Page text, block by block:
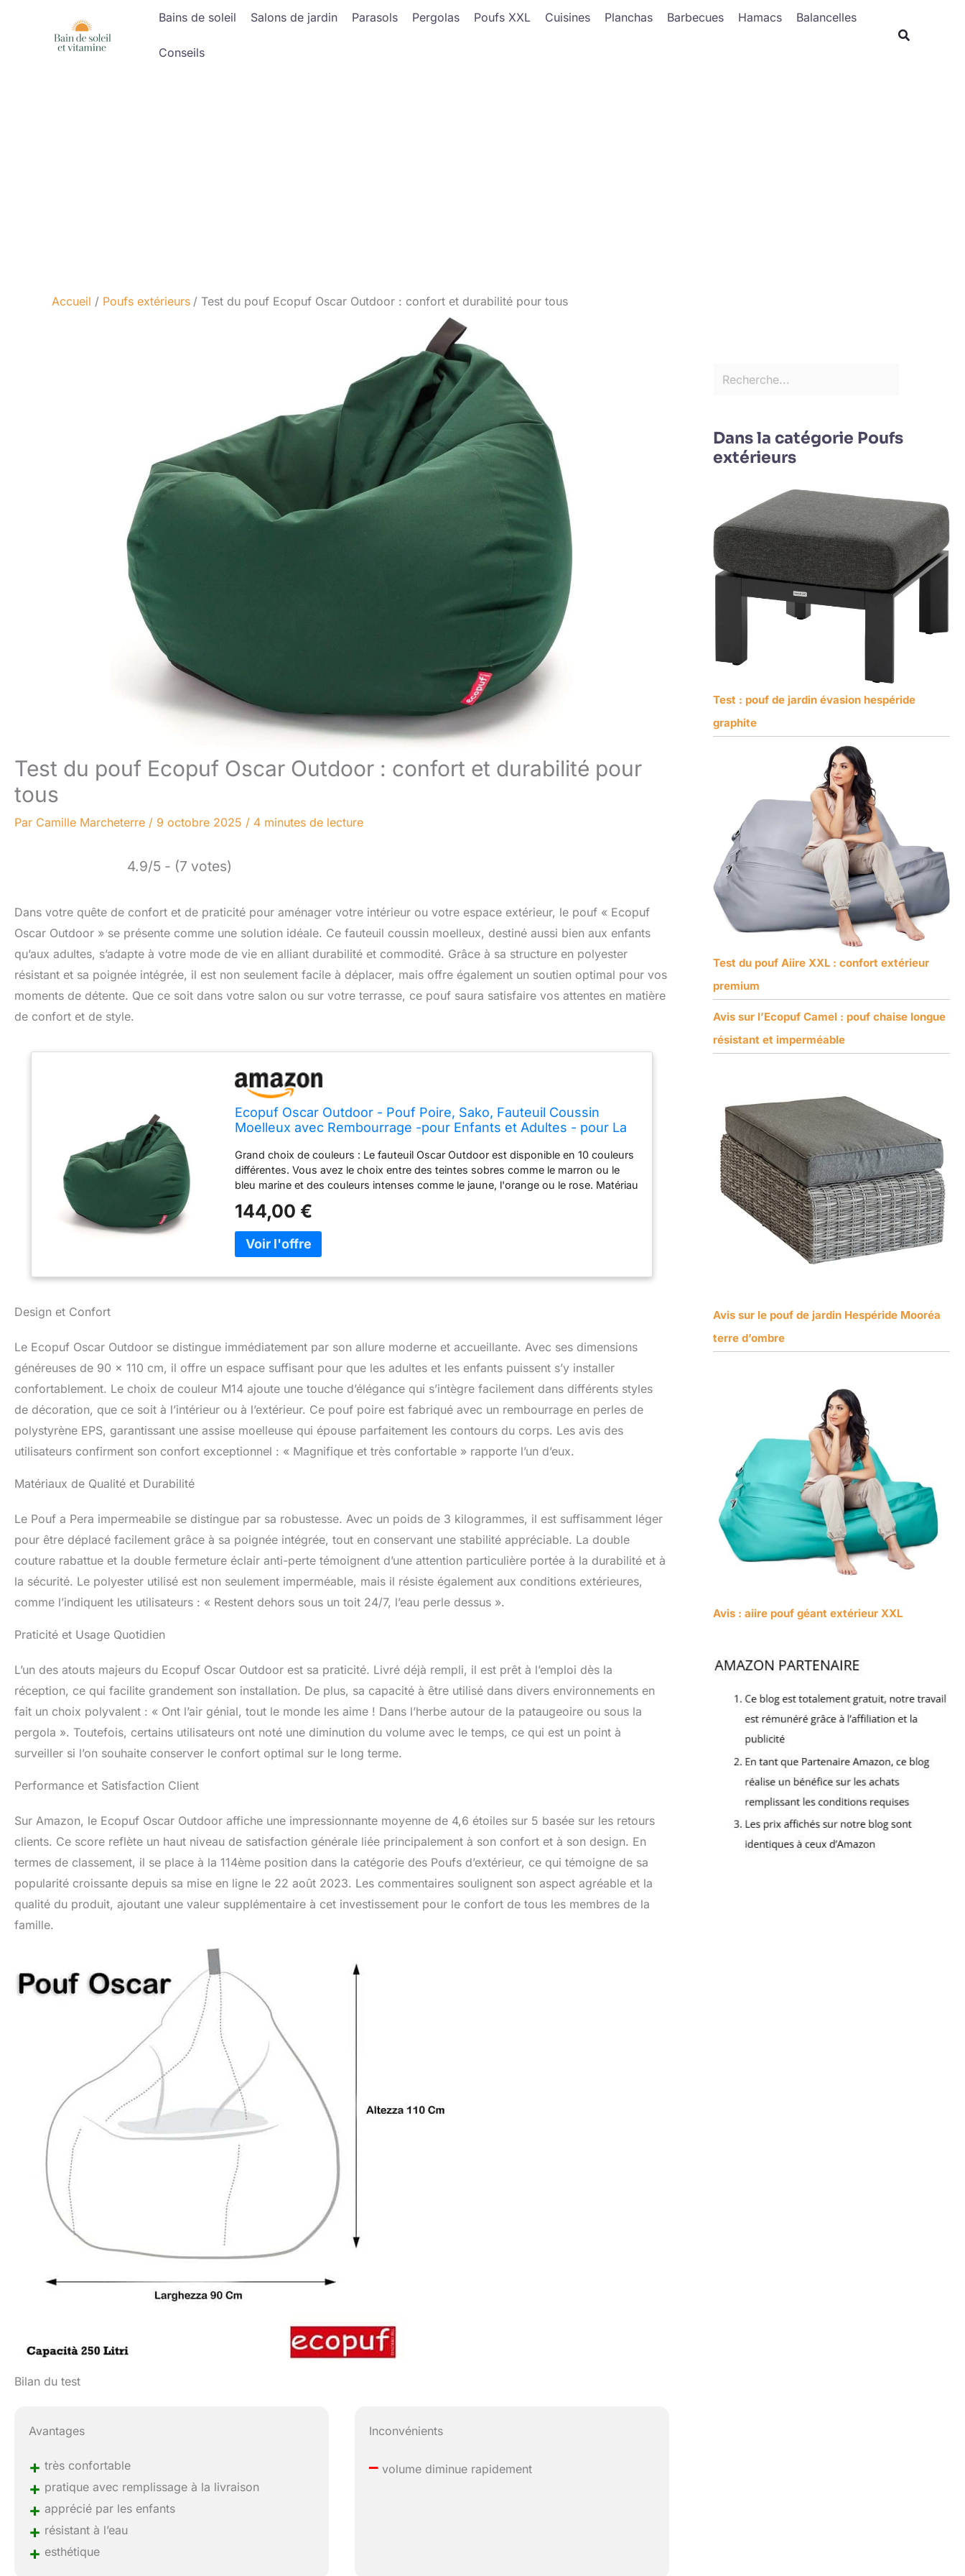
Bains de soleil Salons de jardin Parasols Pergolas Poufs XXL Cuisines Planchas Barbecues Hamacs Balancelles
Conseils
Accueil Poufs extérieurs Test du pouf Ecopuf Oscar Outdoor : confort et durabilité pour tous
Test du pouf Ecopuf Oscar Outdoor : confort et durabilité pour
tous
Par Camille Marcheterre / 9 octobre 2025 / 4 minutes de lecture
4.9/5 - (7 votes)
Dans votre quête de confort et de praticité pour aménager votre intérieur ou votre espace extérieur, le pouf « Ecopuf
Oscar Outdoor » se présente comme une solution idéale. Ce fauteuil coussin moelleux, destiné aussi bien aux enfants
qu’aux adultes, s’adapte à votre mode de vie en alliant durabilité et commodité. Grâce à sa structure en polyester
résistant et sa poignée intégrée, il est non seulement facile à déplacer, mais offre également un soutien optimal pour vos
moments de détente. Que ce soit dans votre salon ou sur votre terrasse, ce pouf saura satisfaire vos attentes en matière
de confort et de style.
Ecopuf Oscar Outdoor - Pouf Poire, Sako, Fauteuil Coussin
Moelleux avec Rembourrage -pour Enfants et Adultes - pour La
90x110cm - M14
Grand choix de couleurs : Le fauteuil Oscar Outdoor est disponible en 10 couleurs
différentes. Vous avez le choix entre des teintes sobres comme le marron ou le
bleu marine et des couleurs intenses comme le jaune, l'orange ou le rose. Matériau
résistant aux intempéries. Il est parfait pour la terrasse ou le patio. Design
ergonomique : le pouf a une forme ergonomique qui permet de s'asseoir et de se
détendre confortablement. Son assise confortable et son design moderne le
rendent idéal pour les activités quotidiennes. Garniture : Le sac-fauteuil Oscar
Outdoor est équipé d'un remplissage de 250 litres, qui assure la stabilité et le
144,00 €
Design et Confort
Le Ecopuf Oscar Outdoor se distingue immédiatement par son allure moderne et accueillante. Avec ses dimensions
généreuses de 90 x 110 cm, il offre un espace suffisant pour que les adultes et les enfants puissent s’y installer
confortablement. Le choix de couleur M14 ajoute une touche d’élégance qui s’intègre facilement dans différents styles
de décoration, que ce soit à l’intérieur ou à l’extérieur. Ce pouf poire est fabriqué avec un rembourrage en perles de
polystyrène EPS, garantissant une assise moelleuse qui épouse parfaitement les contours du corps. Les avis des
utilisateurs confirment son confort exceptionnel : « Magnifique et très confortable » rapporte l’un d’eux.
Matériaux de Qualité et Durabilité
Le Pouf a Pera impermeabile se distingue par sa robustesse. Avec un poids de 3 kilogrammes, il est suffisamment léger
pour être déplacé facilement grâce à sa poignée intégrée, tout en conservant une stabilité appréciable. La double
couture rabattue et la double fermeture éclair anti-perte témoignent d’une attention particulière portée à la durabilité et à
la sécurité. Le polyester utilisé est non seulement imperméable, mais il résiste également aux conditions extérieures,
comme l’indiquent les utilisateurs : « Restent dehors sous un toit 24/7, l’eau perle dessus ».
Praticité et Usage Quotidien
L’un des atouts majeurs du Ecopuf Oscar Outdoor est sa praticité. Livré déjà rempli, il est prêt à l’emploi dès la
réception, ce qui facilite grandement son installation. De plus, sa capacité à être utilisé dans divers environnements en
fait un choix polyvalent : « Ont l’air génial, tout le monde les aime ! Dans l’herbe autour de la pataugeoire ou sous la
pergola ». Toutefois, certains utilisateurs ont noté une diminution du volume avec le temps, ce qui est un point à
surveiller si l’on souhaite conserver le confort optimal sur le long terme.
Performance et Satisfaction Client
Sur Amazon, le Ecopuf Oscar Outdoor affiche une impressionnante moyenne de 4,6 étoiles sur 5 basée sur les retours
clients. Ce score reflète un haut niveau de satisfaction générale liée principalement à son confort et à son design. En
termes de classement, il se place à la 114ème position dans la catégorie des Poufs d’extérieur, ce qui témoigne de sa
popularité croissante depuis sa mise en ligne le 22 août 2023. Les commentaires soulignent son aspect agréable et la
qualité du produit, ajoutant une valeur supplémentaire à cet investissement pour le confort de tous les membres de la
famille.
Bilan du test
Avantages
+ très confortable
+ pratique avec remplissage à la livraison
+ apprécié par les enfants
+ résistant à l’eau
+ esthétique
Inconvénients
– volume diminue rapidement
Rechercher
Dans la catégorie Poufs
extérieurs
Test : pouf de jardin évasion hespéride
graphite
Test du pouf Aiire XXL : confort extérieur
premium
Avis sur l’Ecopuf Camel : pouf chaise longue
résistant et imperméable
Avis sur le pouf de jardin Hespéride Mooréa
terre d’ombre
Avis : aiire pouf géant extérieur XXL